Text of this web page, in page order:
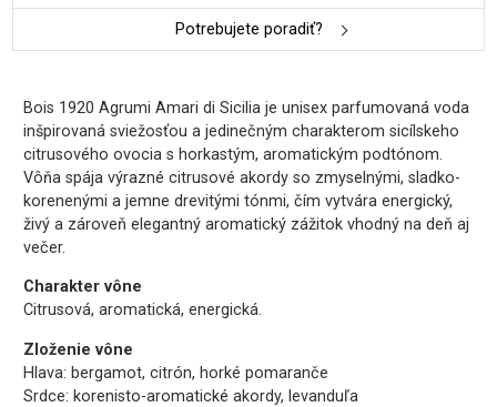
Potrebujete poradiť?
Bois 1920 Agrumi Amari di Sicilia je unisex parfumovaná voda
inšpirovaná sviežosťou a jedinečným charakterom sicílskeho
citrusového ovocia s horkastým, aromatickým podtónom.
Vôňa spája výrazné citrusové akordy so zmyselnými, sladko-
korenenými a jemne drevitými tónmi, čím vytvára energický,
živý a zároveň elegantný aromatický zážitok vhodný na deň aj
večer.
Charakter vône
Citrusová, aromatická, energická.
Zloženie vône
Hlava: bergamot, citrón, horké pomaranče
Srdce: korenisto-aromatické akordy, levanduľa